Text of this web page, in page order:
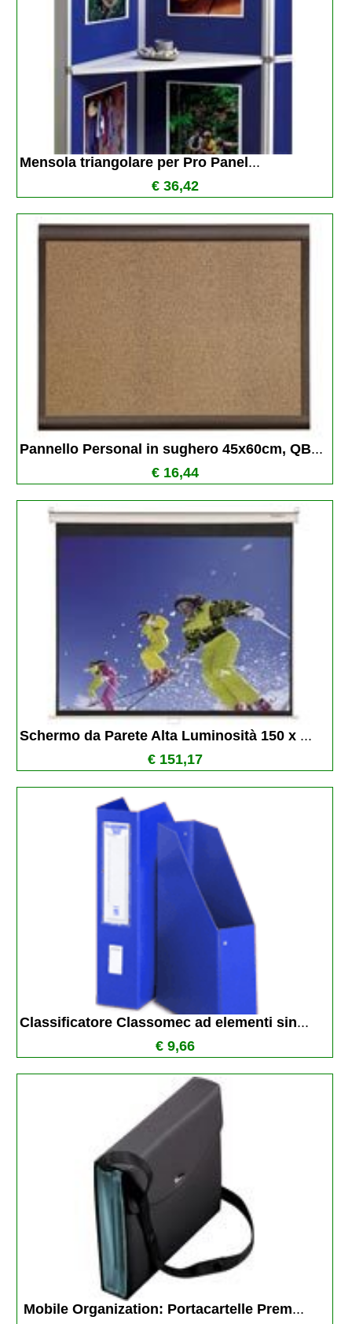
Mensola triangolare per Pro Panel ...
€ 36,42
Pannello Personal in sughero 45x60cm, QB...
€ 16,44
Schermo da Parete Alta Luminosità 150 x ...
€ 151,17
Classificatore Classomec ad elementi sin...
€ 9,66
Mobile Organization: Portacartelle Prem...